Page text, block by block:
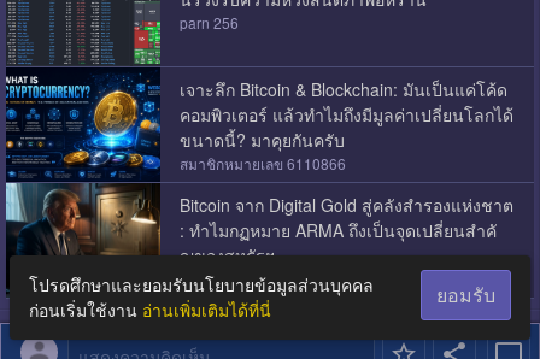
parn 256
เจาะลึก Bitcoin & Blockchain: มันเป็นแค่โค้ด
คอมพิวเตอร์ แล้วทำไมถึงมีมูลค่าเปลี่ยนโลกได้
ขนาดนี้? มาคุยกันครับ
สมาชิกหมายเลข 6110866
Bitcoin จาก Digital Gold สู่คลังสำรองแห่งชาต
ิ: ทำไมกฏหมาย ARMA ถึงเป็นจุดเปลี่ยนสำคั
ญของสหรัฐฯ
Kamal Majirif
โปรดศึกษาและยอมรับนโยบายข้อมูลส่วนบุคคล
ก่อนเริ่มใช้งาน อ่านเพิ่มเติมได้ที่นี่
ยอมรับ